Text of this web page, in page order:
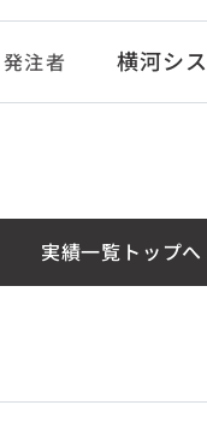
発注者 横河シ
実績一覧トップへ